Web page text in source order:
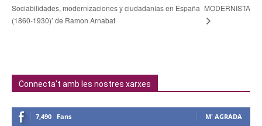
Sociabilidades, modernizaciones y ciudadanías en España
(1860-1930)’ de Ramon Arnabat
MODERNISTA
Connecta't amb les nostres xarxes
7,490 Fans M' AGRADA